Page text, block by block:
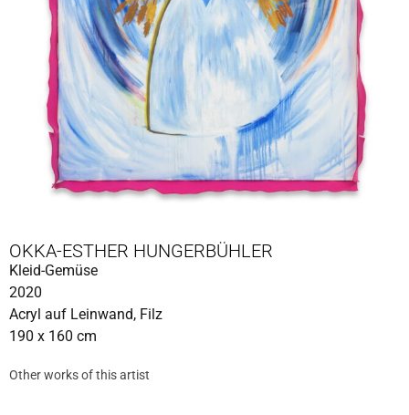
OKKA-ESTHER HUNGERBÜHLER
Kleid-Gemüse
2020
Acryl auf Leinwand, Filz
190 x 160 cm
Other works of this artist